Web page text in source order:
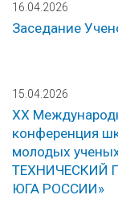
16.04.2026
Заседание
15.04.2026
ХХ
конференция
молодых
ТЕХНИЧЕСКИЙ
ЮГА РОССИИ»